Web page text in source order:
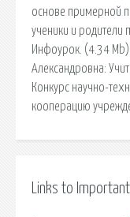
основе примерной
ученики и родители
Инфоурок. (4.34
Александровна:
Конкурс научно-
кооперацию
Links to